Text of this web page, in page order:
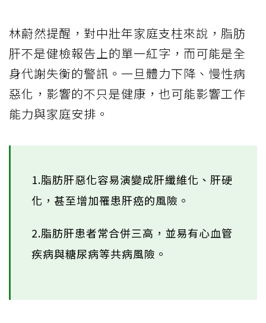
林蔚然提醒，對中壯年家庭支柱來說，脂肪
肝不是健檢報告上的單一紅字，而可能是全
身代謝失衡的警訊。一旦體力下降、慢性病
惡化，影響的不只是健康，也可能影響工作
能力與家庭安排。
1.脂肪肝惡化容易演變成肝纖維化、肝硬
化，甚至增加罹患肝癌的風險。
2.脂肪肝患者常合併三高，並易有心血管
疾病與糖尿病等共病風險。